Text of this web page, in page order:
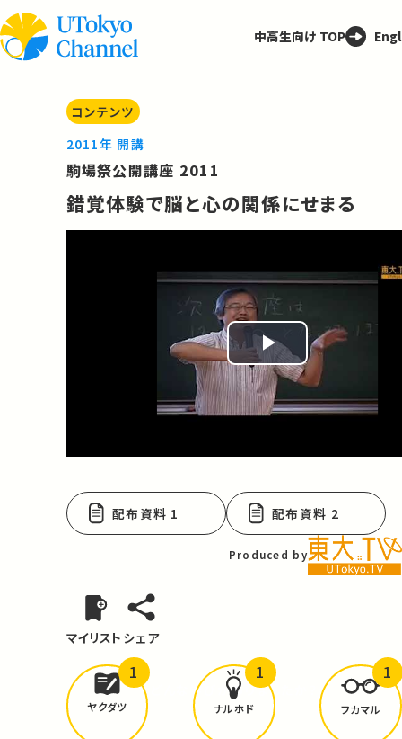
中高生向け TOP
コンテンツ
2011年 開講
駒場祭公開講座 2011
錯覚体験で脳と心の関係にせまる
Play
Video
配布資料 1 配布資料 2
Produced by
マイリスト シェア
どんな学びがありましたか？
ヤクダツ
1
ナルホド
1
フカマル
1